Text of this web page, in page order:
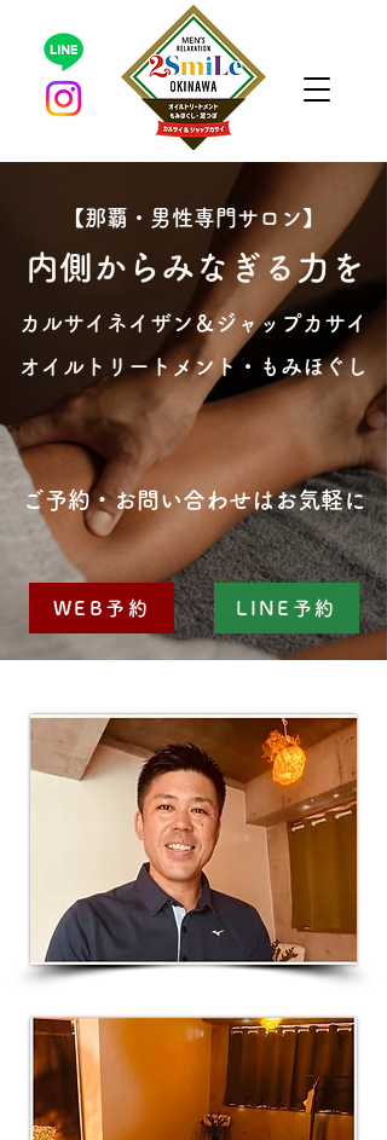
【那覇・男性専門サロン】
内側からみなぎる力を
カルサイネイザン＆ジャップカサイ
​オイルトリートメント・もみほぐし
​ご予約・お問い合わせはお気軽に
WEB予約 LINE予約